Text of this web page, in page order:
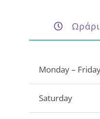
Monday –
Saturday